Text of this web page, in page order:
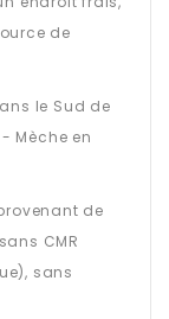
de
le Sud de
Mèche en
de
CMR
sans